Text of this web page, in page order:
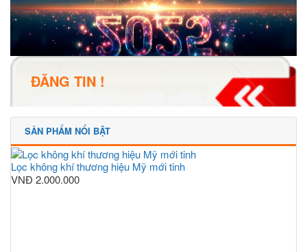
ĐĂNG TIN !
SẢN PHẨM NỔI BẬT
Lọc không khí thương hiệu Mỹ mới tinh
VNĐ 2.000.000